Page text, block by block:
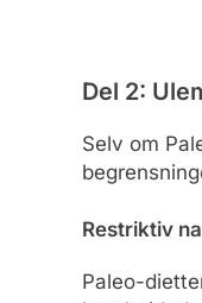
Del 2:
Selv om
Restriktiv
Paleo-